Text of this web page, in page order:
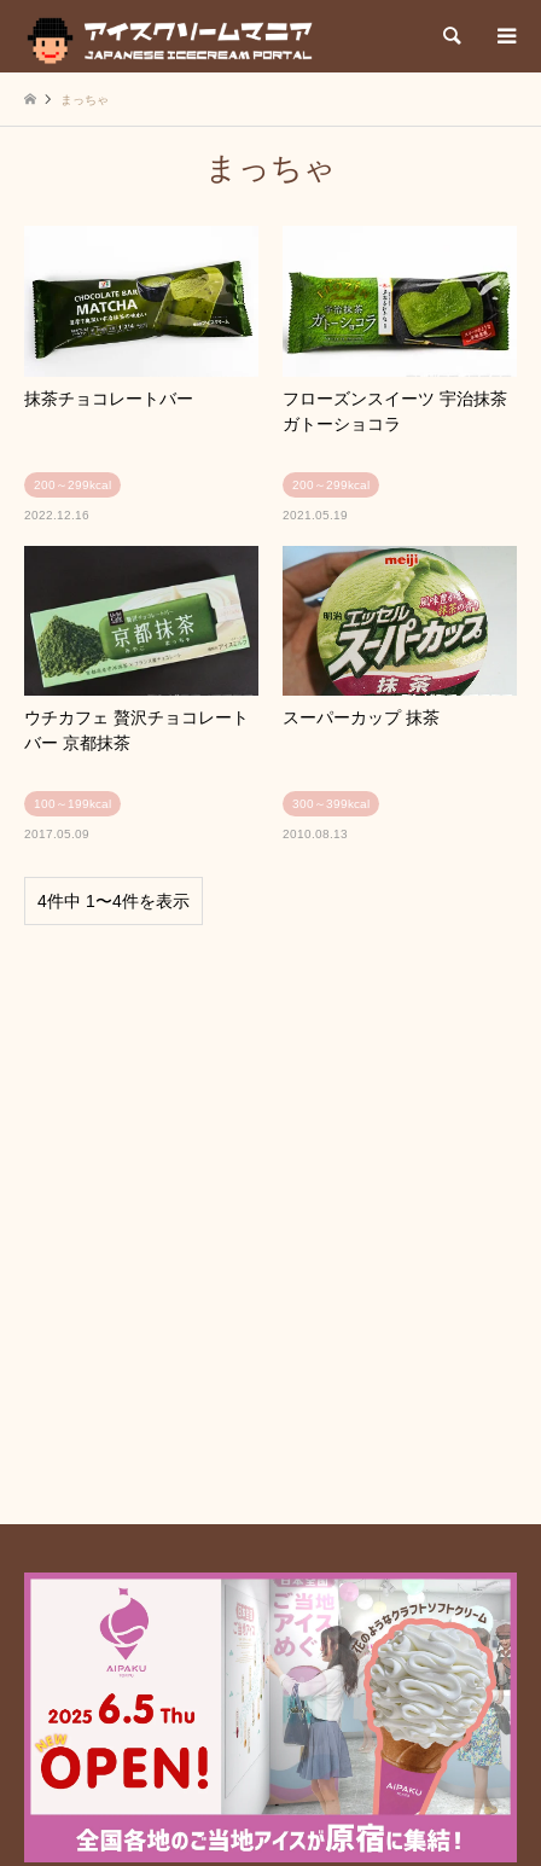
検索
まっちゃ
まっちゃ
抹茶チョコレートバー
200～299kcal
2022.12.16
フローズンスイーツ 宇治抹茶
ガトーショコラ
200～299kcal
2021.05.19
ウチカフェ 贅沢チョコレート
バー 京都抹茶
100～199kcal
2017.05.09
スーパーカップ 抹茶
300～399kcal
2010.08.13
4件中 1〜4件を表示